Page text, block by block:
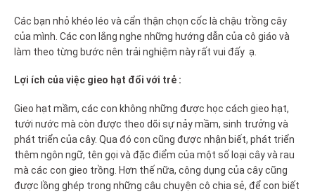
Các bạn nhỏ khéo léo và cẩn thận chọn cốc là chậu trồng cây
của mình. Các con lắng nghe những hướng dẫn của cô giáo và
làm theo từng bước nên trải nghiệm này rất vui đấy ạ.
Lợi ích của việc gieo hạt đổi với trẻ :
Gieo hạt mầm, các con không những được học cách gieo hạt,
tưới nước mà còn được theo dõi sự nảy mầm, sinh trưởng và
phát triển của cây. Qua đó con cũng được nhận biết, phát triển
thêm ngôn ngữ, tên gọi và đặc điểm của một số loại cây và rau
mà các con gieo trồng. Hơn thế nữa, công dụng của cây cũng
được lồng ghép trong những câu chuyện cô chia sẻ, để con biết